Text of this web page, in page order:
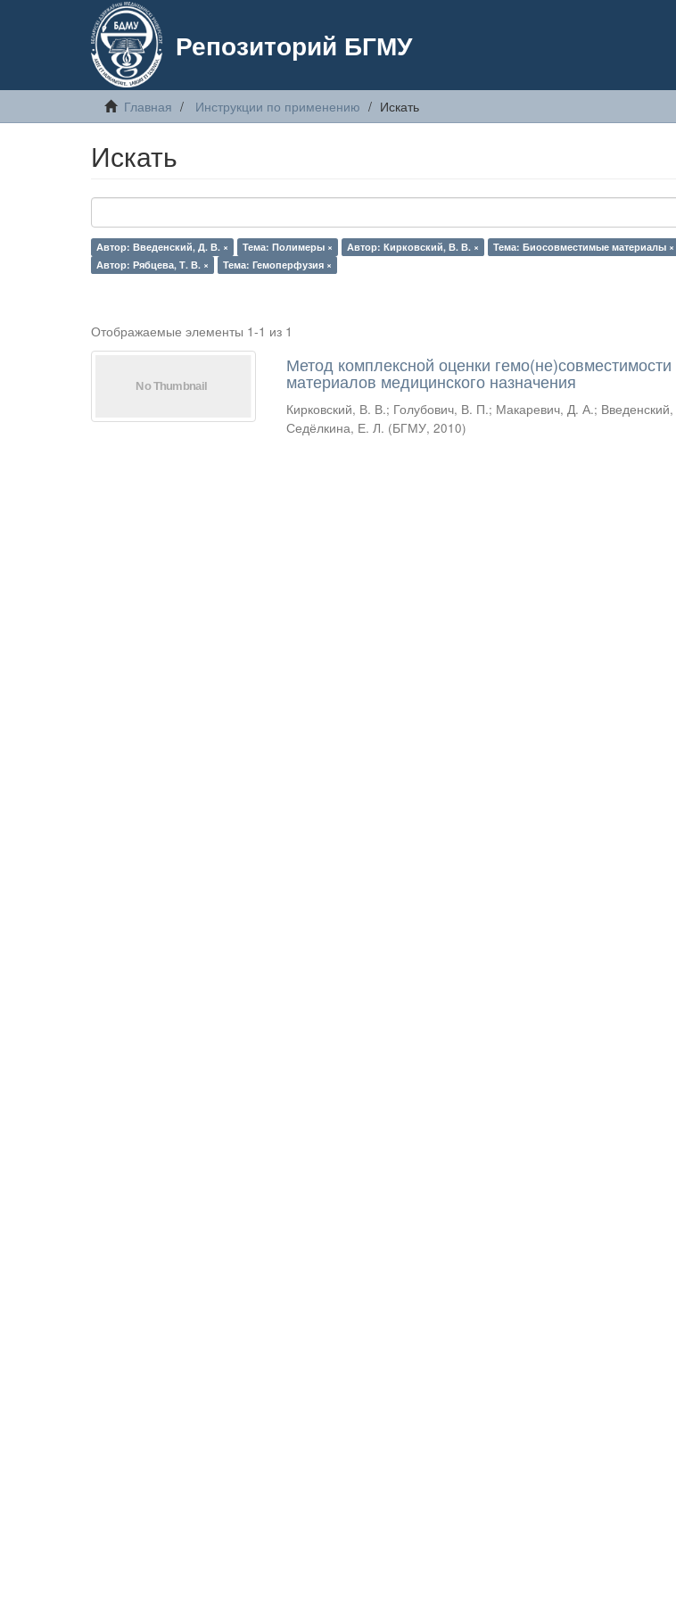
Репозиторий БГМУ
Главная Инструкции по применению Искать
Искать
Автор: Введенский, Д. В. × Тема: Полимеры × Автор: Кирковский, В. В. × Тема: Биосовместимые материалы ×
Автор: Рябцева, Т. В. ×
Тема: Гемоперфузия ×
Отображаемые элементы 1-1 из 1
Метод комплексной оценки
материалов медицинского назначения
Кирковский, В. В.; Голубович, В. П.; Макаревич, Д. А.;
Седёлкина, Е. Л. (БГМУ,2010)